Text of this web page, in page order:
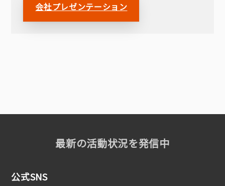
会社プレゼンテーション
最新の活動状況を発信中
公式SNS